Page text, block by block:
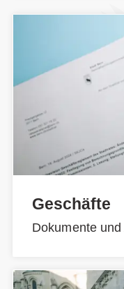
Geschäfte
Dokumente